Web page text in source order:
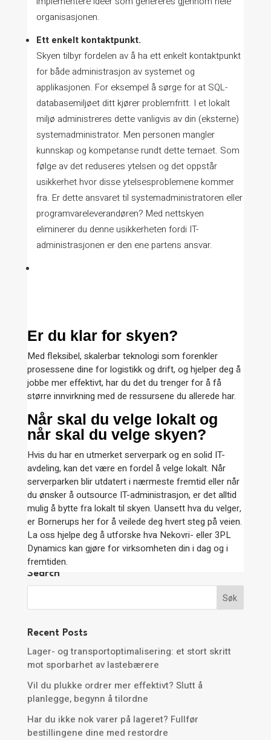
organisasjonen.
Ett enkelt kontaktpunkt.
Skyen tilbyr fordelen av å ha ett enkelt kontaktpunkt
for både administrasjon av systemet og
applikasjonen. For eksempel å sørge for at SQL-
databasemiljøet ditt kjører problemfritt. I et lokalt
miljø administreres dette vanligvis av din (eksterne)
systemadministrator. Men personen mangler
kunnskap og kompetanse rundt dette temaet. Som
følge av det reduseres ytelsen og det oppstår
usikkerhet hvor disse ytelsesproblemene kommer
fra. Er dette ansvaret til systemadministratoren eller
programvareleverandøren? Med nettskyen
eliminerer du denne usikkerheten fordi IT-
administrasjonen er den ene partens ansvar.
Er du klar for skyen?
Med fleksibel, skalerbar teknologi som forenkler
prosessene dine for logistikk og drift, og hjelper deg å
jobbe mer effektivt, har du det du trenger for å få
større innvirkning med de ressursene du allerede har.
Når skal du velge lokalt og
når skal du velge skyen?
Hvis du har en utmerket serverpark og en solid IT-
avdeling, kan det være en fordel å velge lokalt. Når
serverparken blir utdatert i nærmeste fremtid eller når
du ønsker å outsource IT-administrasjon, er det alltid
mulig å bytte fra lokalt til skyen. Uansett hva du velger,
er Bornerups her for å veilede deg hvert steg på veien.
La oss hjelpe deg å utforske hva Nekovri- eller 3PL
Dynamics kan gjøre for virksomheten din i dag og i
fremtiden.
Search
Recent Posts
Lager- og transportoptimalisering: et stort skritt
mot sporbarhet av lastebærere
Vil du plukke ordrer mer effektivt? Slutt å
planlegge, begynn å tilordne
Har du ikke nok varer på lageret? Fullfør
bestillingene dine med restordre